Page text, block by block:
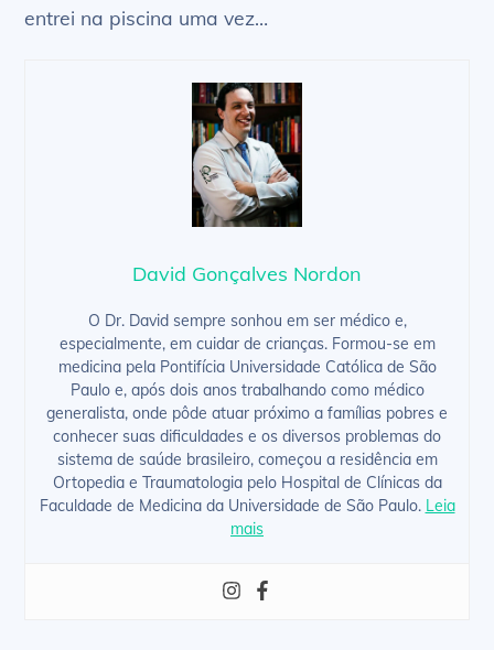
entrei na piscina uma vez…
David Gonçalves Nordon
O Dr. David sempre sonhou em ser médico e,
especialmente, em cuidar de crianças. Formou-se em
medicina pela Pontifícia Universidade Católica de São
Paulo e, após dois anos trabalhando como médico
generalista, onde pôde atuar próximo a famílias pobres e
conhecer suas dificuldades e os diversos problemas do
sistema de saúde brasileiro, começou a residência em
Ortopedia e Traumatologia pelo Hospital de Clínicas da
Faculdade de Medicina da Universidade de São Paulo. Leia
mais